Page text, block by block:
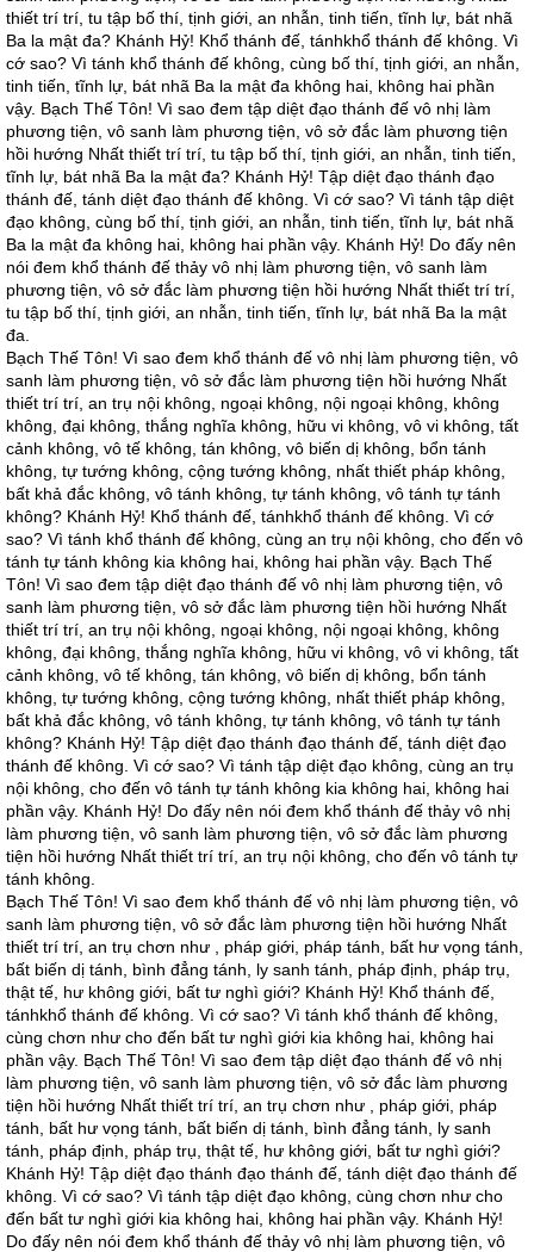
thiết trí trí, tu tập bố thí, tịnh giới, an nhẫn, tinh tiến, tĩnh lự, bát nhã
Ba la mật đa? Khánh Hỷ! Khổ thánh đế, tánhkhổ thánh đế không. Vì
cớ sao? Vì tánh khổ thánh đế không, cùng bố thí, tịnh giới, an nhẫn,
tinh tiến, tĩnh lự, bát nhã Ba la mật đa không hai, không hai phần
vậy. Bạch Thế Tôn! Vì sao đem tập diệt đạo thánh đế vô nhị làm
phương tiện, vô sanh làm phương tiện, vô sở đắc làm phương tiện
hồi hướng Nhất thiết trí trí, tu tập bố thí, tịnh giới, an nhẫn, tinh tiến,
tĩnh lự, bát nhã Ba la mật đa? Khánh Hỷ! Tập diệt đạo thánh đạo
thánh đế, tánh diệt đạo thánh đế không. Vì cớ sao? Vì tánh tập diệt
đạo không, cùng bố thí, tịnh giới, an nhẫn, tinh tiến, tĩnh lự, bát nhã
Ba la mật đa không hai, không hai phần vậy. Khánh Hỷ! Do đấy nên
nói đem khổ thánh đế thảy vô nhị làm phương tiện, vô sanh làm
phương tiện, vô sở đắc làm phương tiện hồi hướng Nhất thiết trí trí,
tu tập bố thí, tịnh giới, an nhẫn, tinh tiến, tĩnh lự, bát nhã Ba la mật
đa.
Bạch Thế Tôn! Vì sao đem khổ thánh đế vô nhị làm phương tiện, vô
sanh làm phương tiện, vô sở đắc làm phương tiện hồi hướng Nhất
thiết trí trí, an trụ nội không, ngoại không, nội ngoại không, không
không, đại không, thắng nghĩa không, hữu vi không, vô vi không, tất
cảnh không, vô tế không, tán không, vô biến dị không, bổn tánh
không, tự tướng không, cộng tướng không, nhất thiết pháp không,
bất khả đắc không, vô tánh không, tự tánh không, vô tánh tự tánh
không? Khánh Hỷ! Khổ thánh đế, tánhkhổ thánh đế không. Vì cớ
sao? Vì tánh khổ thánh đế không, cùng an trụ nội không, cho đến vô
tánh tự tánh không kia không hai, không hai phần vậy. Bạch Thế
Tôn! Vì sao đem tập diệt đạo thánh đế vô nhị làm phương tiện, vô
sanh làm phương tiện, vô sở đắc làm phương tiện hồi hướng Nhất
thiết trí trí, an trụ nội không, ngoại không, nội ngoại không, không
không, đại không, thắng nghĩa không, hữu vi không, vô vi không, tất
cảnh không, vô tế không, tán không, vô biến dị không, bổn tánh
không, tự tướng không, cộng tướng không, nhất thiết pháp không,
bất khả đắc không, vô tánh không, tự tánh không, vô tánh tự tánh
không? Khánh Hỷ! Tập diệt đạo thánh đạo thánh đế, tánh diệt đạo
thánh đế không. Vì cớ sao? Vì tánh tập diệt đạo không, cùng an trụ
nội không, cho đến vô tánh tự tánh không kia không hai, không hai
phần vậy. Khánh Hỷ! Do đấy nên nói đem khổ thánh đế thảy vô nhị
làm phương tiện, vô sanh làm phương tiện, vô sở đắc làm phương
tiện hồi hướng Nhất thiết trí trí, an trụ nội không, cho đến vô tánh tự
tánh không.
Bạch Thế Tôn! Vì sao đem khổ thánh đế vô nhị làm phương tiện, vô
sanh làm phương tiện, vô sở đắc làm phương tiện hồi hướng Nhất
thiết trí trí, an trụ chơn như , pháp giới, pháp tánh, bất hư vọng tánh,
bất biến dị tánh, bình đẳng tánh, ly sanh tánh, pháp định, pháp trụ,
thật tế, hư không giới, bất tư nghì giới? Khánh Hỷ! Khổ thánh đế,
tánhkhổ thánh đế không. Vì cớ sao? Vì tánh khổ thánh đế không,
cùng chơn như cho đến bất tư nghì giới kia không hai, không hai
phần vậy. Bạch Thế Tôn! Vì sao đem tập diệt đạo thánh đế vô nhị
làm phương tiện, vô sanh làm phương tiện, vô sở đắc làm phương
tiện hồi hướng Nhất thiết trí trí, an trụ chơn như , pháp giới, pháp
tánh, bất hư vọng tánh, bất biến dị tánh, bình đẳng tánh, ly sanh
tánh, pháp định, pháp trụ, thật tế, hư không giới, bất tư nghì giới?
Khánh Hỷ! Tập diệt đạo thánh đạo thánh đế, tánh diệt đạo thánh đế
không. Vì cớ sao? Vì tánh tập diệt đạo không, cùng chơn như cho
đến bất tư nghì giới kia không hai, không hai phần vậy. Khánh Hỷ!
Do đấy nên nói đem khổ thánh đế thảy vô nhị làm phương tiện, vô